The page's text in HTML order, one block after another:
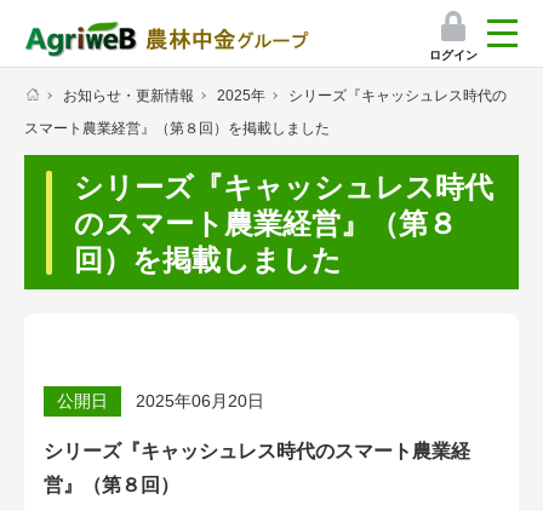
ログイン
検索
マイページ
プレミアムサービス
プレミアムサービスのご紹介
挑戦者たちの奮闘記
会員限定コンテンツ（無料）
お知らせ・更新情報 2025年
シリーズ『キャッシュレス時代の
スマート農業経営』（第８回）を掲載しました
シリーズ『キャッシュレス時代
のスマート農業経営』（第８
回）を掲載しました
公開日 2025年06月20日
シリーズ『キャッシュレス時代のスマート農業経
営』（第８回）